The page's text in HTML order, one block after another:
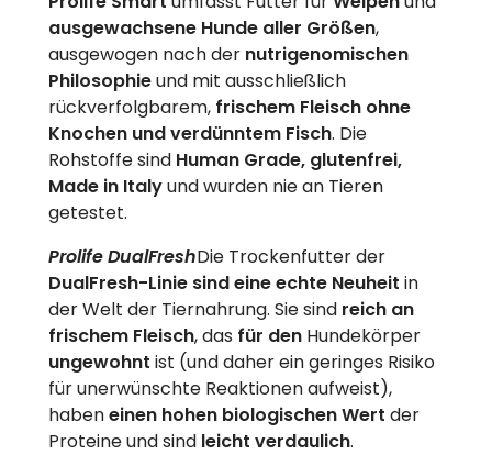
ausgewachsene Hunde aller Größen,
ausgewogen nach der nutrigenomischen
Philosophieund mit ausschließlich
rückverfolgbarem, frischem Fleisch ohne
Knochen und verdünntem Fisch. Die
Rohstoffe sind Human Grade, glutenfrei,
Made in Italyund wurden nie an Tieren
getestet.
Prolife DualFreshDie Trockenfutter der
DualFresh-Linie sind eine echte Neuheit in
der Welt der Tiernahrung. Sie sind reich an
frischem Fleisch, das für den Hundekörper
ungewohnt ist (und daher ein geringes Risiko
für unerwünschte Reaktionen aufweist),
habeneinen hohen biologischen Wert der
Proteine und sind leicht verdaulich.